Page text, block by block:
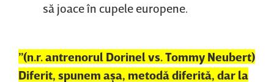
să joace în cupele europene.
”(n.r. antrenorul Dorinel vs. Tommy Neubert)
Diferit, spunem aşa, metodă diferită, dar la